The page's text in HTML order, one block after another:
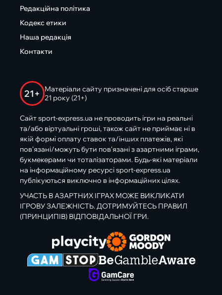
Редакційна політика
Кодекс етики
Наша редакція
Контакти
21+
Матеріали сайту призначені для осіб старше
21 року (21+)
Сайт sport-express.ua не проводить ігри на реальні
та/або віртуальні гроші, також сайт не приймає ні в
якій формі оплату ставок та/інших платежів, які
пов’язані/можуть бути пов’язані з азартними іграми,
букмекерами чи тоталізаторами. Будь-які матеріали
на інформаційному ресурсі sport-express.ua
публікуються виключно в інформаційних цілях.
УЧАСТЬ В АЗАРТНИХ ІГРАХ МОЖЕ ВИКЛИКАТИ
ІГРОВУ ЗАЛЕЖНІСТЬ. ДОТРИМУЙТЕСЬ ПРАВИЛ
(ПРИНЦИПІВ) ВІДПОВІДАЛЬНОЇ ГРИ.